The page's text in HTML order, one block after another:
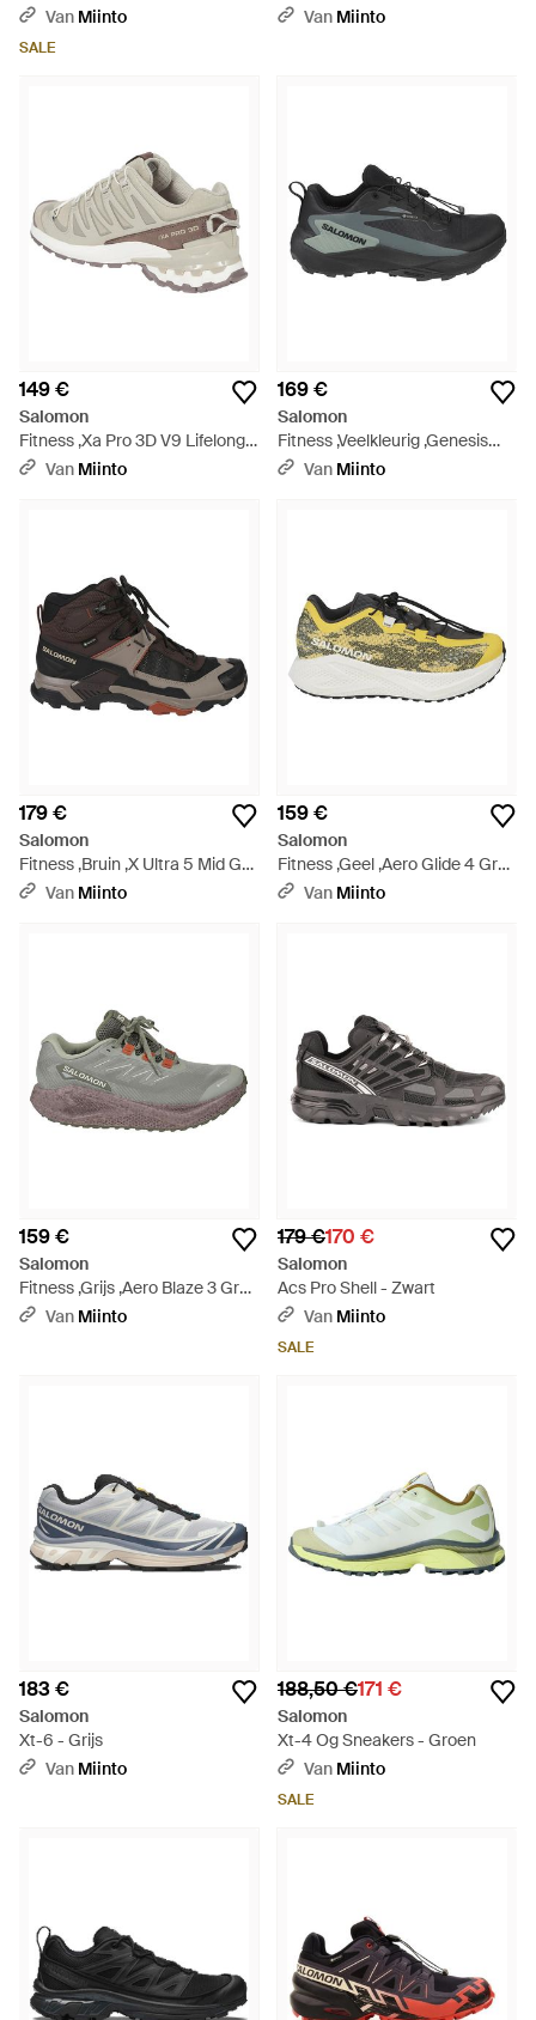
Van Miinto
SALE
Gtx - Zwart
Van Miinto
149 €
Salomon
Fitness ,Xa Pro 3D V9 Lifelong -
Metallic
Van Miinto
169 €
Salomon
Fitness ,Veelkleurig ,Genesis
Gtx - Zwart
Van Miinto
179 €
Salomon
Fitness ,Bruin ,X Ultra 5 Mid Gtx
- Zwart
Van Miinto
159 €
Salomon
Fitness ,Geel ,Aero Glide 4 Grvl
- Grijs
Van Miinto
159 €
Salomon
Fitness ,Grijs ,Aero Blaze 3 Grvl
Gtx - Grijs
Van Miinto
179 €170 €
Salomon
Acs Pro Shell - Zwart
Van Miinto
SALE
183 €
Salomon
Xt-6 - Grijs
Van Miinto
188,50 €171 €
Salomon
Xt-4 Og Sneakers - Groen
Van Miinto
SALE